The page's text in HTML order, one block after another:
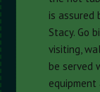
is assured
Stacy. Go
visiting,
be served